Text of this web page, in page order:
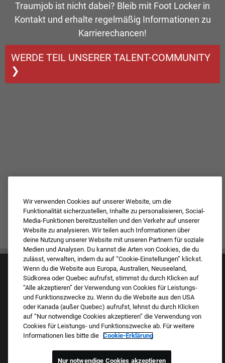
Traumjob ist nicht dabei? Bleib mit Foot Locker in
Kontakt und erhalte regelmäßig Informationen zu
Karrierechancen!
WERDE TEIL UNSERER TALENT-COMMUNITY
❯
Kultur & Werte
Unsere Marken
Unternehmen
FAQ – Häufig gestellte Fragen
Wir verwenden Cookies auf unserer Website, um die
Funktionalität sicherzustellen, Inhalte zu personalisieren, Social-
Media-Funktionen bereitzustellen und den Verkehr auf unserer
Website zu analysieren. Wir teilen auch Informationen über
deine Nutzung unserer Website mit unseren Partnern für soziale
Medien und Analysen. Du kannst die Arten von Cookies, die du
zulässt, verwalten, indem du auf “Cookie-Einstellungen” klickst.
Wenn du die Website aus Europa, Australien, Neuseeland,
Südkorea oder Quebec aufrufst, stimmst du durch Klicken auf
“Alle akzeptieren” der Verwendung von Cookies für Leistungs-
und Funktionszwecke zu. Wenn du die Website aus den USA
oder Kanada (außer Quebec) aufrufst, lehnst du durch Klicken
auf “Nur notwendige Cookies akzeptieren” die Verwendung von
Cookies für Leistungs- und Funktionszwecke ab. Für weitere
Informationen lies bitte die Cookie-Erklärung
Nur notwendige Cookies akzeptieren